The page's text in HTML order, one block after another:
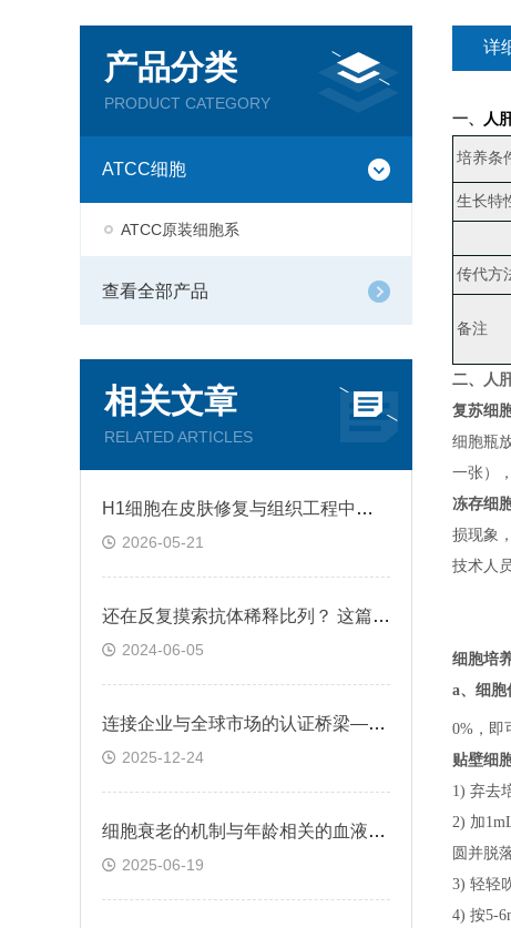
产品分类
PRODUCT CATEGORY
ATCC细胞
ATCC原装细胞系
查看全部产品
相关文章
RELATED ARTICLES
H1细胞在皮肤修复与组织工程中的应用前景
2026-05-21
还在反复摸索抗体稀释比列？ 这篇IHC秘籍快来收好！
2024-06-05
连接企业与全球市场的认证桥梁——ATCC细胞
2025-12-24
细胞衰老的机制与年龄相关的血液凝固有关
2025-06-19
详
一、 人
培养条
生长特
传代方
备注
二、 人
复苏细
细胞瓶
一张）
，
冻存细
损现象
技术人
细胞培
a、 细胞
0%，即
贴壁细
1) 弃去
2) 加
圆并脱
3) 轻轻
4) 按5-